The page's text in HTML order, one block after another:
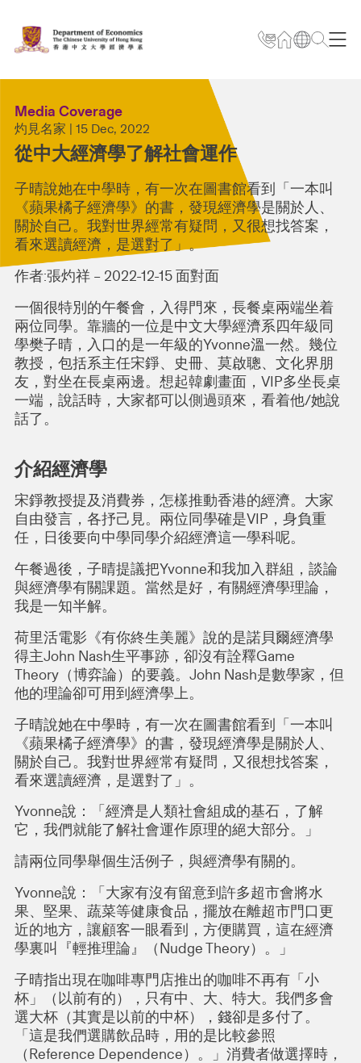
Media Coverage
灼見名家 | 15 Dec, 2022
從中大經濟學了解社會運作
子晴說她在中學時，有一次在圖書館看到「一本叫
《蘋果橘子經濟學》的書，發現經濟學是關於人、
關於自己。我對世界經常有疑問，又很想找答案，
看來選讀經濟，是選對了」。
作者:張灼祥 – 2022-12-15 面對面
一個很特別的午餐會，入得門來，長餐桌兩端坐着
兩位同學。靠牆的一位是中文大學經濟系四年級同
學樊子晴，入口的是一年級的Yvonne溫一然。幾位
教授，包括系主任宋錚、史冊、莫啟聰、文化界朋
友，對坐在長桌兩邊。想起韓劇畫面，VIP多坐長桌
一端，說話時，大家都可以側過頭來，看着他/她說
話了。
介紹經濟學
宋錚教授提及消費券，怎樣推動香港的經濟。大家
自由發言，各抒己見。兩位同學確是VIP，身負重
任，日後要向中學同學介紹經濟這一學科呢。
午餐過後，子晴提議把Yvonne和我加入群組，談論
與經濟學有關課題。當然是好，有關經濟學理論，
我是一知半解。
荷里活電影《有你終生美麗》說的是諾貝爾經濟學
得主John Nash生平事跡，卻沒有詮釋Game
Theory（博弈論）的要義。John Nash是數學家，但
他的理論卻可用到經濟學上。
子晴說她在中學時，有一次在圖書館看到「一本叫
《蘋果橘子經濟學》的書，發現經濟學是關於人、
關於自己。我對世界經常有疑問，又很想找答案，
看來選讀經濟，是選對了」。
Yvonne說：「經濟是人類社會組成的基石，了解
它，我們就能了解社會運作原理的絕大部分。」
請兩位同學舉個生活例子，與經濟學有關的。
Yvonne說：「大家有沒有留意到許多超市會將水
果、堅果、蔬菜等健康食品，擺放在離超市門口更
近的地方，讓顧客一眼看到，方便購買，這在經濟
學裏叫『輕推理論』（Nudge Theory）。」
子晴指出現在咖啡專門店推出的咖啡不再有「小
杯」（以前有的），只有中、大、特大。我們多會
選大杯（其實是以前的中杯），錢卻是多付了。
「這是我們選購飲品時，用的是比較參照
（Reference Dependence）。」消費者做選擇時，